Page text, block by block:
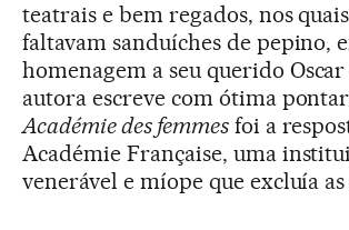
teatrais e bem regados, nos
faltavam sanduíches de pepino,
homenagem a seu querido
autora escreve com ótima
Académie des femmesfoi a
Académie Française, uma
venerável e míope que excluía